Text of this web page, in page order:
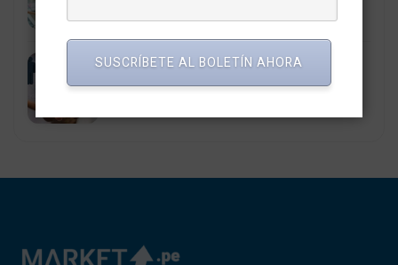
21° Congreso Peruano de Gestión de Personas:
Entrelazando factores clave
SUSCRÍBETE AL BOLETÍN AHORA